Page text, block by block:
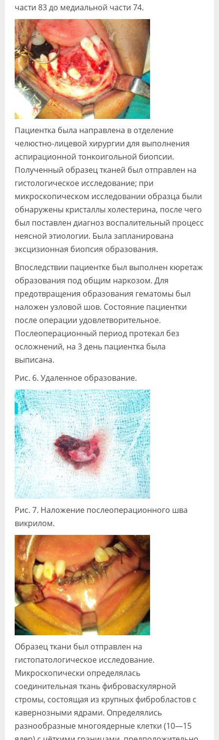
части 83 до медиальной части 74.
Пациентка была направлена в отделение
челюстно-лицевой хирургии для выполнения
аспирационной тонкоигольной биопсии.
Полученный образец тканей был отправлен на
гистологическое исследование; при
микроскопическом исследовании образца были
обнаружены кристаллы холестерина, после чего
был поставлен диагноз воспалительный процесс
неясной этиологии. Была запланирована
эксцизионная биопсия образования.
Впоследствии пациентке был выполнен кюретаж
образования под общим наркозом. Для
предотвращения образования гематомы был
наложен узловой шов. Состояние пациентки
после операции удовлетворительное.
Послеоперационный период протекал без
осложнений, на 3 день пациентка была
выписана.
Рис. 6. Удаленное образование.
Рис. 7. Наложение послеоперационного шва
викрилом.
Образец ткани был отправлен на
гистопатологическое исследование.
Микроскопически определялась
соединительная ткань фиброваскулярной
стромы, состоящая из крупных фибробластов с
кавернозными ядрами. Определялись
разнообразные многоядерные клетки (10—15